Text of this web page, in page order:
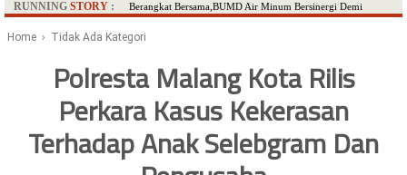
RUNNING STORY : Berangkat Bersama,BUMD Air Minum Bersinergi Demi
Ditangkap di Kediri,Satu Buron
SDN Sumberejo 02 Kota Batu Kembangkan Program Inovasi
Literasi Melalui LASKAR JODA, Usung Filosofi Gelar Sehelai
Tikar
Ambulance Dari Berbagai Daerah Padati Kota Wisata Batu
Home › Tidak Ada Kategori
Polresta Malang Kota Rilis
Perkara Kasus Kekerasan
Terhadap Anak Selebgram Dan